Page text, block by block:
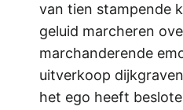
van tien stampende
geluid marcheren
marchanderende
uitverkoop
het ego heeft